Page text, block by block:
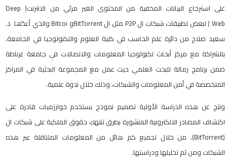
على استرجاع البيانات المخفية من المحتوى الغير مرئي من الانترنت( Deep
Web ) لبعض تطبيقات شبكات ال P2P مثل ال BitTorrentو Bitcoi والذي أعدّها د.
سعيد صلاح من دائرة علم الحاسب في كلية العلوم والتكنولوجيا في الجامعة،
بالشراكة مع مركز أبحاث تكنولوجيا المعلومات والاتصالات في جامعة غرناطة
ضمن برنامج زمالة للبحث العلمي حيث عمل مع المجموعة البحثية في المراكز
المتخصصة في أمن المعلومات والشبكات، وذلك خلال ندوة علمية.
ونتج عن هذه الدراسة الأولية تصميم نموذج يستخدم خوارزميات قادرة على
اكتشاف المصادر الالكترونية المنشورة بطرق تنتهك حقوق الملكية على شبكات ال
(BitTorrent)، من خلال تجميع كم هائل من المعلومات المتناقلة عبر هذه
الشبكات ومن ثم تحليلها ودراستها.